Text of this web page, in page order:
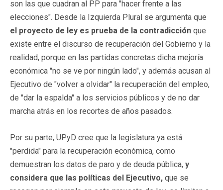
son las que cuadran al PP para "hacer frente a las
elecciones". Desde la Izquierda Plural se argumenta que
el proyecto de ley es prueba de la contradicción que
existe entre el discurso de recuperación del Gobierno y la
realidad, porque en las partidas concretas dicha mejoría
económica "no se ve por ningún lado", y además acusan al
Ejecutivo de "volver a olvidar" la recuperación del empleo,
de "dar la espalda" a los servicios públicos y de no dar
marcha atrás en los recortes de años pasados.
Por su parte, UPyD cree que la legislatura ya está
"perdida" para la recuperación económica, como
demuestran los datos de paro y de deuda pública, y
considera que las políticas del Ejecutivo, que se